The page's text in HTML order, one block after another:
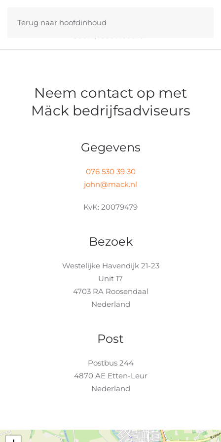
Terug naar hoofdinhoud
Neem contact op met
Mäck bedrijfsadviseurs
Gegevens
076 530 39 30
john@mack.nl
KvK: 20079479
Bezoek
Westelijke Havendijk 21-23
Unit 17
4703 RA Roosendaal
Nederland
Post
Postbus 244
4870 AE Etten-Leur
Nederland